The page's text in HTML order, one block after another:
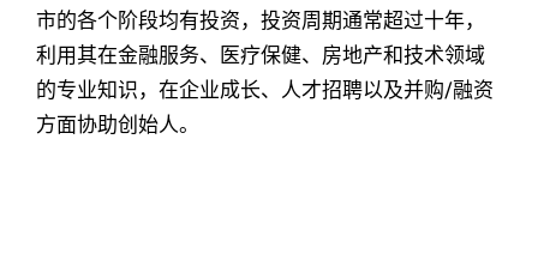
市的各个阶段均有投资，投资周期通常超过十年，
利用其在金融服务、医疗保健、房地产和技术领域
的专业知识，在企业成长、人才招聘以及并购/融资
方面协助创始人。